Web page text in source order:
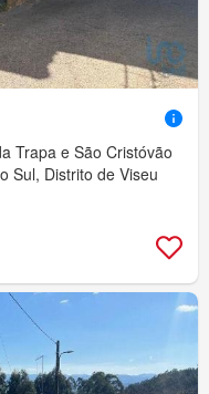
Trapa e São Cristóvão
Sul, Distrito de Viseu